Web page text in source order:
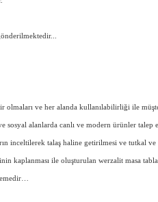
olmaları ve her alanda kullanılabilirliği ile
sosyal alanlarda canlı ve modern ürünler
inceltilerek talaş haline getirilmesi ve tutkal ve
kaplanması ile oluşturulan werzalit masa